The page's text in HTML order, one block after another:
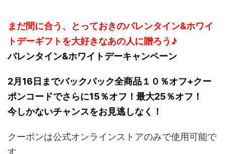
まだ間に合う、とっておきのバレンタイン&ホワイ
トデーギフトを大好きなあの人に贈ろう♪
バレンタイン&ホワイトデーキャンペーン
2月16日までバックパック全商品１０％オフ+クー
ポンコードでさらに15％オフ！最大25％オフ！
今しかないチャンスをお見逃しなく！
クーポンは公式オンラインストアのみで使用可能で